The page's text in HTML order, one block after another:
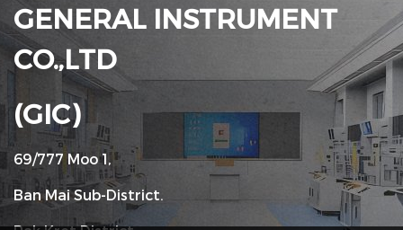
GENERAL INSTRUMENT
CO.,LTD
(GIC)
69/777 Moo 1,
Ban Mai Sub-District.